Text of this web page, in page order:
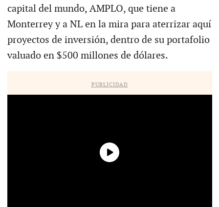
capital del mundo, AMPLO, que tiene a
Monterrey y a NL en la mira para aterrizar aquí
proyectos de inversión, dentro de su portafolio
valuado en $500 millones de dólares.
PUBLICIDAD